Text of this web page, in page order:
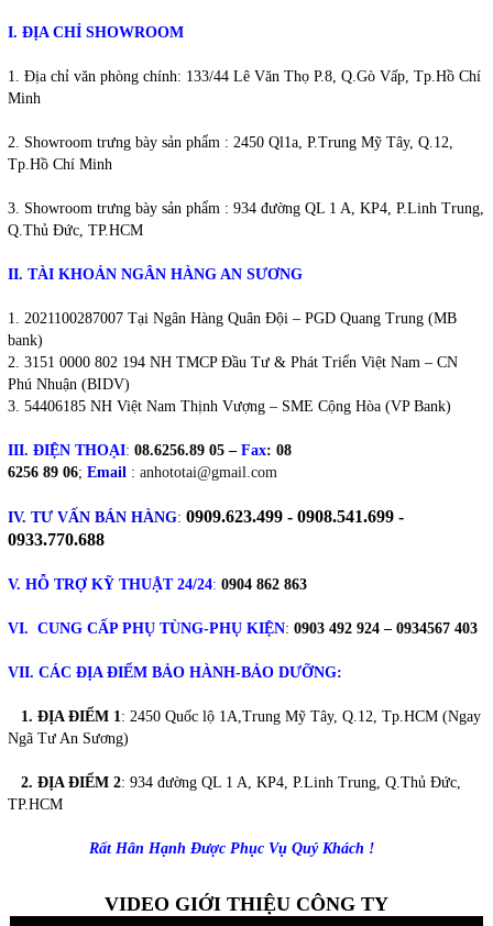
I. ĐỊA CHỈ SHOWROOM
1. Địa chỉ văn phòng chính: 133/44 Lê Văn Thọ P.8, Q.Gò Vấp, Tp.Hồ Chí
Minh
2. Showroom trưng bày sản phẩm : 2450 Ql1a, P.Trung Mỹ Tây, Q.12,
Tp.Hồ Chí Minh
3. Showroom trưng bày sản phẩm : 934 đường QL 1 A, KP4, P.Linh Trung,
Q.Thủ Đức, TP.HCM
II. TÀI KHOẢN NGÂN HÀNG AN SƯƠNG
2021100287007 Tại Ngân Hàng Quân Đội – PGD Quang Trung (MB
bank)
3151 0000 802 194 NH TMCP Đầu Tư & Phát Triển Việt Nam – CN
Phú Nhuận (BIDV)
54406185 NH Việt Nam Thịnh Vượng – SME Cộng Hòa (VP Bank)
III. ĐIỆN THOẠI: 08.6256.89 05 – Fax: 08
6256 89 06; Email : anhototai@gmail.com
IV. TƯ VẤN BÁN HÀNG: 0909.623.499 - 0908.541.699 -
0933.770.688
V. HỖ TRỢ KỸ THUẬT 24/24: 0904 862 863
VI. CUNG CẤP PHỤ TÙNG-PHỤ KIỆN: 0903 492 924 – 0934567 403
VII. CÁC ĐỊA ĐIỂM BẢO HÀNH-BẢO DƯỠNG:
1. ĐỊA ĐIỂM 1 : 2450 Quốc lộ 1A,Trung Mỹ Tây, Q.12, Tp.HCM (Ngay
Ngã Tư An Sương)
2. ĐỊA ĐIỂM 2: 934 đường QL 1 A, KP4, P.Linh Trung, Q.Thủ Đức,
TP.HCM
Rất Hân Hạnh Được Phục Vụ Quý Khách !
VIDEO GIỚI THIỆU CÔNG TY